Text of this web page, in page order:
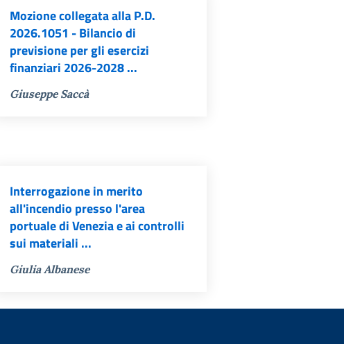
Mozione collegata alla P.D.
2026.1051 - Bilancio di
previsione per gli esercizi
finanziari 2026-2028 ...
Giuseppe Saccà
Interrogazione in merito
all'incendio presso l'area
portuale di Venezia e ai controlli
sui materiali ...
Giulia Albanese